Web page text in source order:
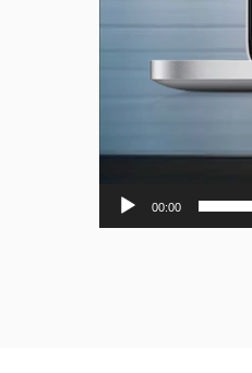
00:00